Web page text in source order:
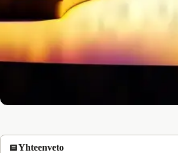
Yhteenveto